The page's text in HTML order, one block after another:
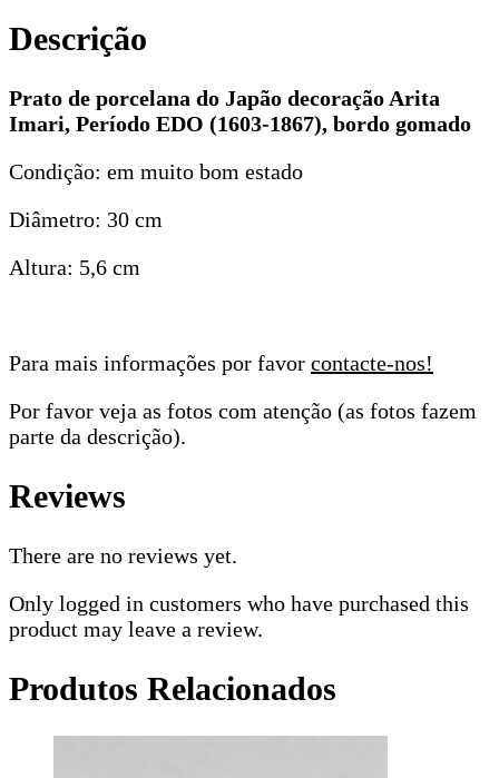
bordo
Descrição
Prato de porcelana do Japão decoração Arita
Imari, Período EDO (1603-1867), bordo gomado
Condição: em muito bom estado
Diâmetro: 30 cm
Altura: 5,6 cm
Para mais informações por favor contacte-nos!
Por favor veja as fotos com atenção (as fotos fazem
parte da descrição).
Reviews
There are no reviews yet.
Only logged in customers who have purchased this
product may leave a review.
Produtos Relacionados